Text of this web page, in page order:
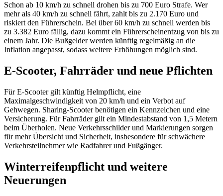
Schon ab 10 km/h zu schnell drohen bis zu 700 Euro Strafe. Wer
mehr als 40 km/h zu schnell fährt, zahlt bis zu 2.170 Euro und
riskiert den Führerschein. Bei über 60 km/h zu schnell werden bis
zu 3.382 Euro fällig, dazu kommt ein Führerscheinentzug von bis zu
einem Jahr. Die Bußgelder werden künftig regelmäßig an die
Inflation angepasst, sodass weitere Erhöhungen möglich sind.
E-Scooter, Fahrräder und neue Pflichten
Für E-Scooter gilt künftig Helmpflicht, eine
Maximalgeschwindigkeit von 20 km/h und ein Verbot auf
Gehwegen. Sharing-Scooter benötigen ein Kennzeichen und eine
Versicherung. Für Fahrräder gilt ein Mindestabstand von 1,5 Metern
beim Überholen. Neue Verkehrsschilder und Markierungen sorgen
für mehr Übersicht und Sicherheit, insbesondere für schwächere
Verkehrsteilnehmer wie Radfahrer und Fußgänger.
Winterreifenpflicht und weitere
Neuerungen